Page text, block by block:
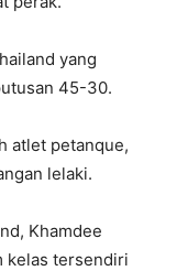
yang
45-30.
atlet petanque,
lelaki.
Khamdee
kelas tersendiri